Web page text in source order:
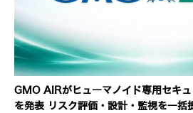
GMO AIRがヒューマノイド専用セキ
を発表 リスク評価・設計・監視を一括